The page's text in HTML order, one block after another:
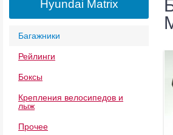
Багажники
Рейлинги
Боксы
Крепления велосипедов и
лыж
Прочее
Hyundai Matrix